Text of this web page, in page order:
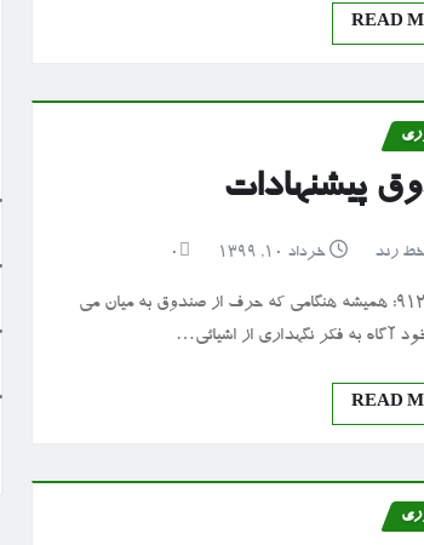
READ
پیشنهادات
خط رند خرداد ۱۰, ۱۳۹۹ 0
خط رند ۹۱۲: همیشه هنگامی که حرف از صندوق به میان می
آگاه به فکر نگهداری از اشیائی…
READ